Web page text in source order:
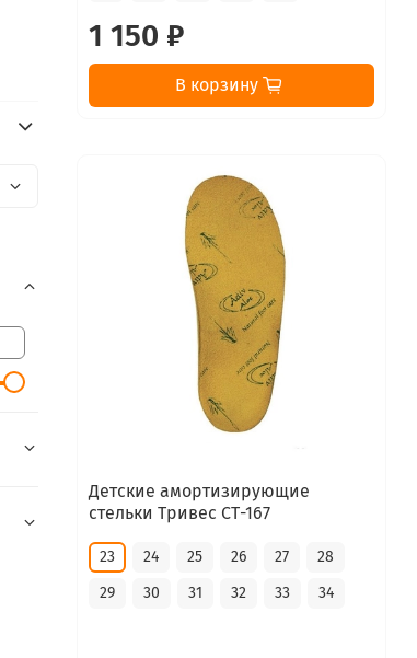
1 150 ₽
В корзину
Детские амортизирующие
стельки Тривес СТ-167
23 24 25 26 27
28
29
30 31 32 33 34